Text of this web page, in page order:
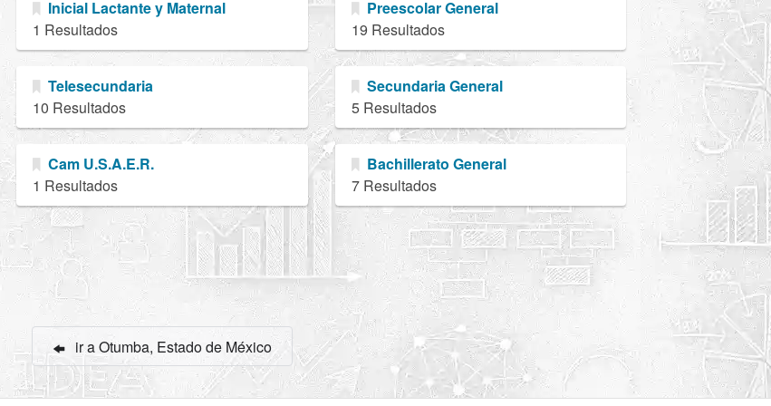
Inicial Lactante y Maternal
1 Resultados
Preescolar General
19 Resultados
Telesecundaria
10 Resultados
Secundaria General
5 Resultados
Cam U.S.A.E.R.
1 Resultados
Bachillerato General
7 Resultados
ir a Otumba, Estado de México